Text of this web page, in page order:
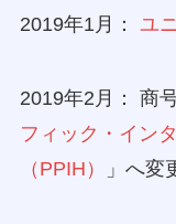
2019年1月： ユ
2019年2月： 商
フィック・イン
（PPIH）
」へ変